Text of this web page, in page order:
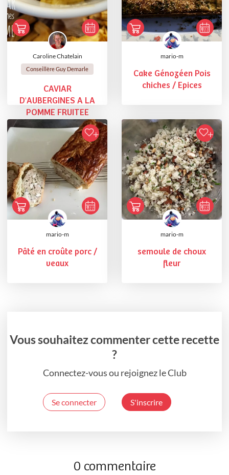
Caroline Chatelain
Conseillère Guy Demarle
CAVIAR
D'AUBERGINES A LA
POMME FRUITEE
mario-m
Cake Génozéen Pois
chiches / Epices
mario-m
Pâté en croûte porc /
veaux
mario-m
semoule de choux
fleur
Vous souhaitez commenter cette recette
?
Connectez-vous ou rejoignez le Club
Se connecter S'inscrire
0 commentaire